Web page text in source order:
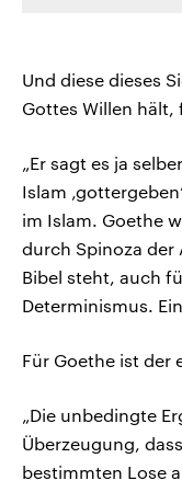
Und diese dieses
Gottes Willen hält,
„Er sagt es ja
Islam
im Islam. Goethe
durch Spinoza der
Bibel steht, auch
Determinismus.
Für Goethe ist der
„Die unbedingte
Überzeugung,
bestimmten Lose